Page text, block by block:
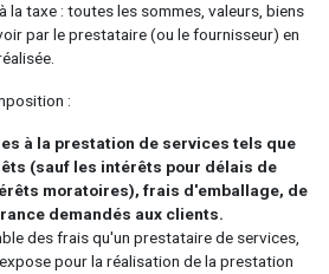
la taxe : toutes les sommes, valeurs, biens
par le prestataire (ou le fournisseur) en
:
à la prestation de services tels que
(sauf les intérêts pour délais de
moratoires), frais d'emballage, de
demandés aux clients.
des frais qu'un prestataire de services,
pour la réalisation de la prestation